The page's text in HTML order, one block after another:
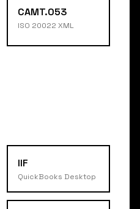
CAMT.053
ISO 20022 XML
IIF
QuickBooks Desktop